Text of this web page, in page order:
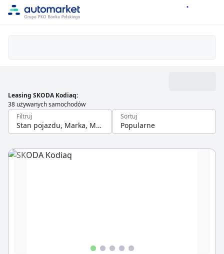
Leasing SKODA Kodiaq:
38 używanych samochodów
Filtruj
Stan pojazdu, Marka, Model
Sortuj
Popularne